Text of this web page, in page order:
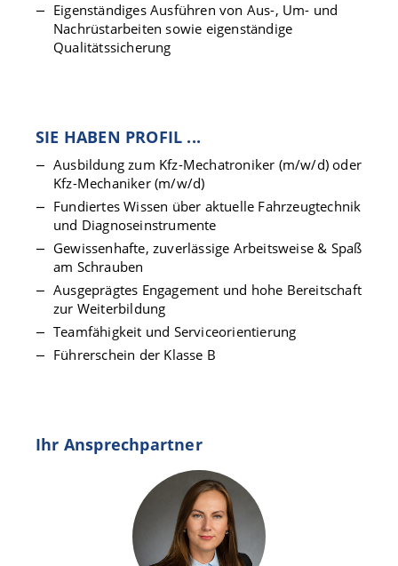
Eigenständiges Ausführen von Aus-, Um- und
Nachrüstarbeiten sowie eigenständige
Qualitätssicherung
SIE HABEN PROFIL ...
Ausbildung zum Kfz-Mechatroniker (m/w/d) oder
Kfz-Mechaniker (m/w/d)
Fundiertes Wissen über aktuelle Fahrzeugtechnik
und Diagnoseinstrumente
Gewissenhafte, zuverlässige Arbeitsweise & Spaß
am Schrauben
Ausgeprägtes Engagement und hohe Bereitschaft
zur Weiterbildung
Teamfähigkeit und Serviceorientierung
Führerschein der Klasse B
Ihr Ansprechpartner